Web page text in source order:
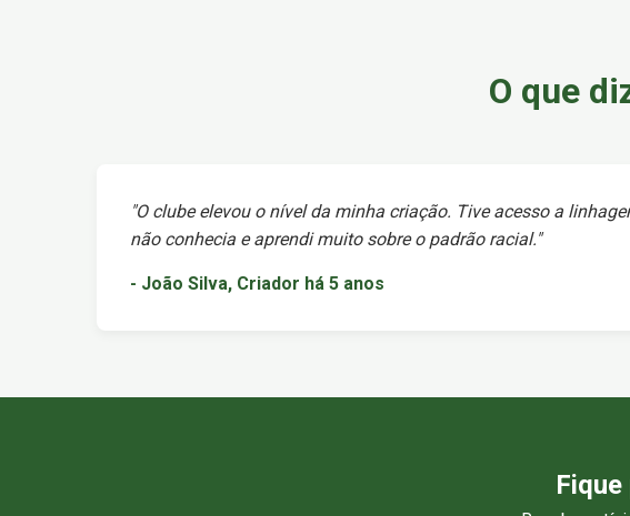
O que
"O clube elevou o nível da minha criação. Tive acesso a
não conhecia e aprendi muito sobre o padrão racial."
- João Silva, Criador há 5 anos